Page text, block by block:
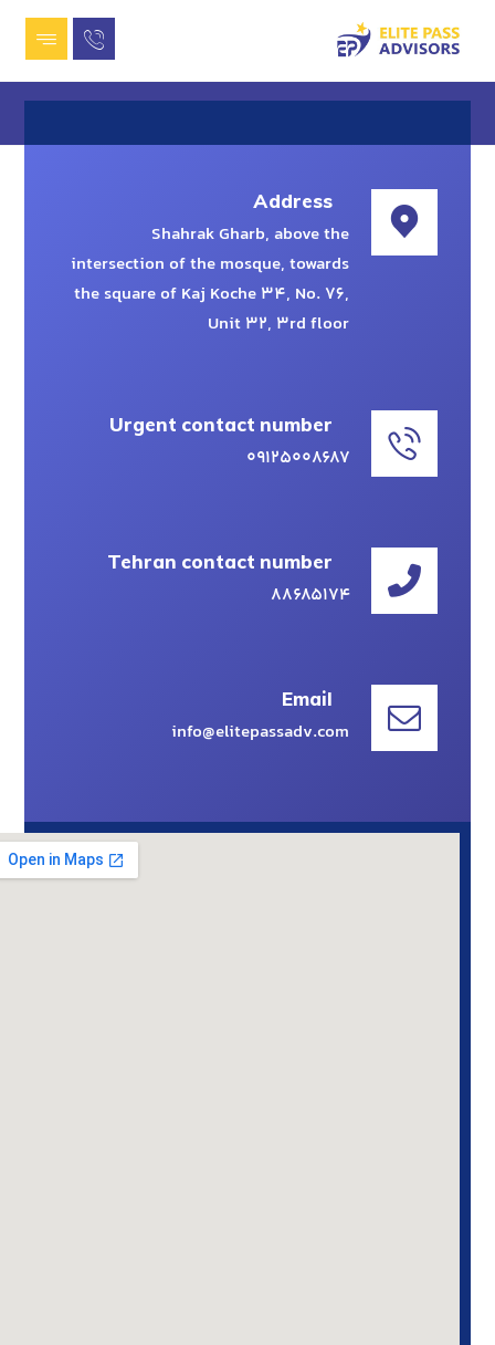
Address
Shahrak Gharb, above the
intersection of the mosque, towards
the square of Kaj Koche 34, No. 76,
Unit 32, 3rd floor
Urgent contact number
۰۹۱۲۵۰۰۸۶۸۷
Tehran contact number
۸۸۶۸۵۱۷۴
Email
info@elitepassadv.com